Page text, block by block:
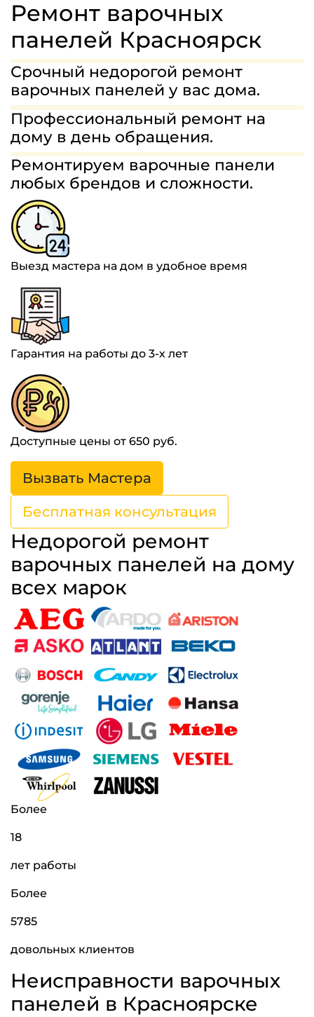
МАСТЕРА
ГАРАНТИИ
СТОИМОСТЬ
ОТЗЫВЫ
8(963)454-68-75
ЗАДАТЬ ВОПРОС
Ремонт варочных
панелей Красноярск
Срочный недорогой ремонт
варочных панелей у вас дома.
Профессиональный ремонт на
дому в день обращения.
Ремонтируем варочные панели
любых брендов и сложности.
Выезд мастера на дом в удобное время
Гарантия на работы до 3-х лет
Доступные цены от 650 руб.
Вызвать Мастера
Бесплатная консультация
Недорогой ремонт
варочных панелей на дому
всех марок
Более
18
лет работы
Более
5785
довольных клиентов
Неисправности варочных
панелей в Красноярске